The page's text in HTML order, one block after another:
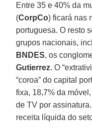
Entre 35 e 40% da
(CorpCo) ficará nas
portuguesa. O resto
grupos nacionais,
BNDES, os
Gutierrez. O
“coroa” do capital
fixa, 18,7% da
de TV por
receita líquida do